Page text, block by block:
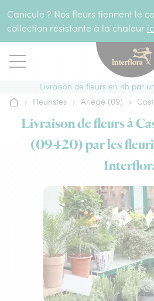
Canicule ? Nos fleurs tiennent le
collection résistante à la chaleur
Livraison de fleurs en 4h par
Accueil
› Fleuristes › Ariège (09) ›
Livraison de fleurs à
(09420) par les